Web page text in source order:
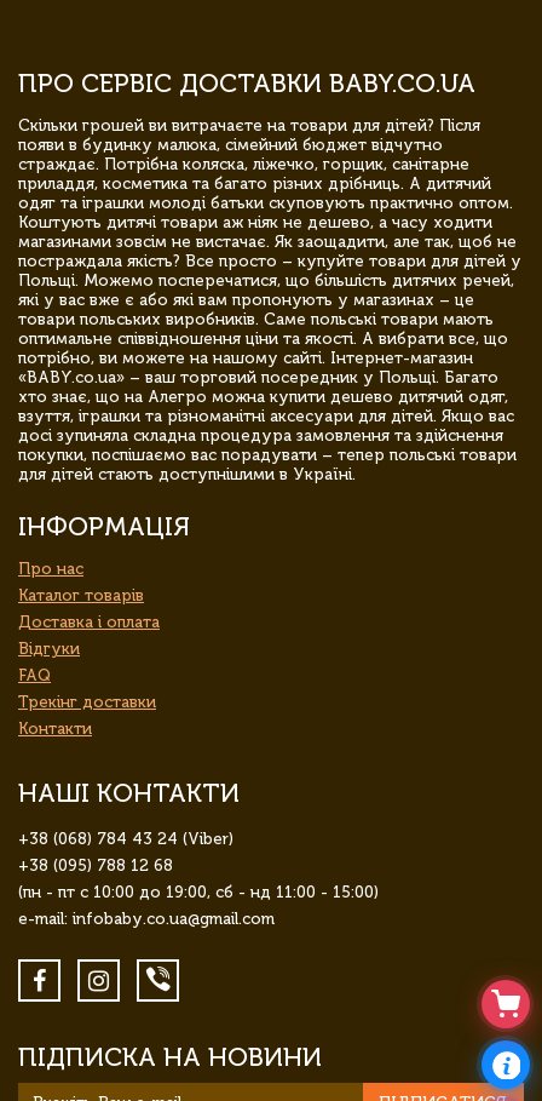
ПРО СЕРВІС ДОСТАВКИ BABY.CO.UA
Скільки грошей ви витрачаєте на товари для дітей? Після
появи в будинку малюка, сімейний бюджет відчутно
страждає. Потрібна коляска, ліжечко, горщик, санітарне
приладдя, косметика та багато різних дрібниць. А дитячий
одяг та іграшки молоді батьки скуповують практично оптом.
Коштують дитячі товари аж ніяк не дешево, а часу ходити
магазинами зовсім не вистачає. Як заощадити, але так, щоб не
постраждала якість? Все просто – купуйте товари для дітей у
Польщі. Можемо посперечатися, що більшість дитячих речей,
які у вас вже є або які вам пропонують у магазинах – це
товари польських виробників. Саме польські товари мають
оптимальне співвідношення ціни та якості. А вибрати все, що
потрібно, ви можете на нашому сайті. Інтернет-магазин
«BABY.co.ua» – ваш торговий посередник у Польщі. Багато
хто знає, що на Алегро можна купити дешево дитячий одяг,
взуття, іграшки та різноманітні аксесуари для дітей. Якщо вас
досі зупиняла складна процедура замовлення та здійснення
покупки, поспішаємо вас порадувати – тепер польські товари
для дітей стають доступнішими в Україні.
ІНФОРМАЦІЯ
Про нас
Каталог товарів
Доставка і оплата
Відгуки
FAQ
Трекінг доставки
Контакти
НАШІ КОНТАКТИ
+38 (068) 784 43 24 (Viber)
+38 (095) 788 12 68
(пн - пт с 10:00 до 19:00, сб - нд 11:00 - 15:00)
e-mail: infobaby.co.ua@gmail.com
ПІДПИСКА НА НОВИНИ